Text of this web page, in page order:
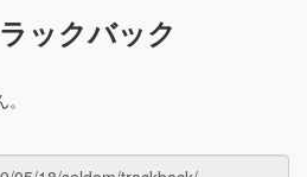
ックバック